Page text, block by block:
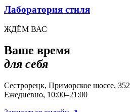
Лаборатория стиля
ЖДЁМ ВАС
Ваше время
для себя
Сестрорецк, Приморское шоссе, 352
Ежедневно, 10:00–21:00